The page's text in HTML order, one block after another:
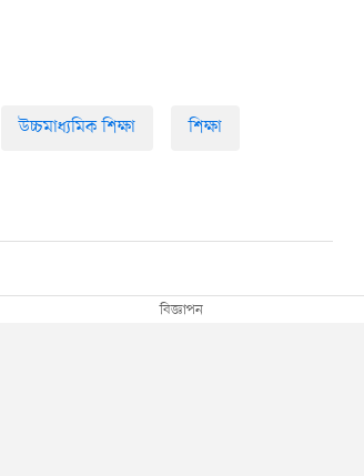
উচ্চমাধ্যমিক শিক্ষা শিক্ষা